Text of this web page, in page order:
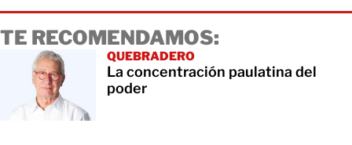
TE RECOMENDAMOS:
QUEBRADERO
La concentración paulatina del
poder